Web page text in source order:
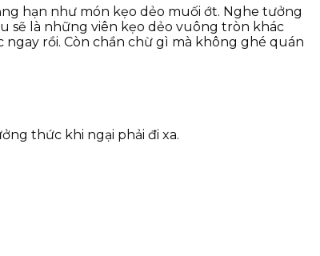
hạn như món kẹo dẻo muối ớt. Nghe tưởng
sẽ là những viên kẹo dẻo vuông tròn khác
rồi. Còn chần chừ gì mà không ghé quán
thức khi ngại phải đi xa.